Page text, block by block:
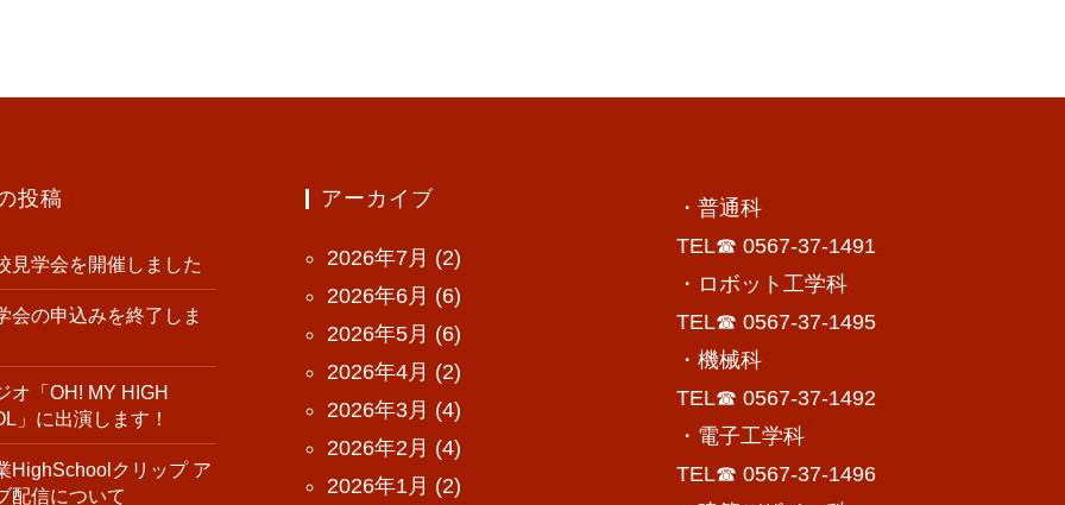
投稿
見学会を開催しました
会の申込みを終了しま
オ「OH! MY HIGH
」に出演します！
HighSchoolクリップ ア
配信について
アーカイブ
2026年7月 (2)
2026年6月 (6)
2026年5月 (6)
2026年4月 (2)
2026年3月 (4)
2026年2月 (4)
2026年1月 (2)
・普通科
TEL☎ 0567-37-1491
・ロボット工学科
TEL☎ 0567-37-1495
・機械科
TEL☎ 0567-37-1492
・電子工学科
TEL☎ 0567-37-1496